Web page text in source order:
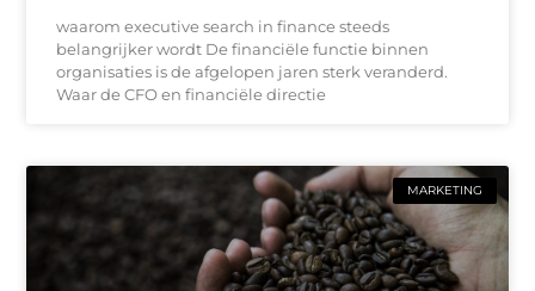
waarom executive search in finance steeds
belangrijker wordt De financiële functie binnen
organisaties is de afgelopen jaren sterk veranderd.
Waar de CFO en financiële directie
MARKETING